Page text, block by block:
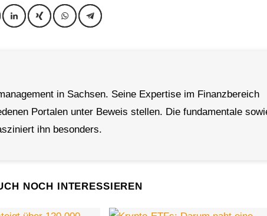
in Sachsen. Seine Expertise im Finanzbereich
Portalen unter Beweis stellen. Die fundamentale
ihn besonders.
NOCH INTERESSIEREN